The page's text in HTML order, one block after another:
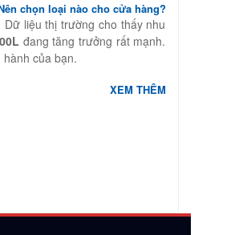
chọn loại nào cho cửa hàng?
liệu thị trường cho thấy nhu
đang tăng trưởng rất mạnh.
của bạn.
XEM THÊM